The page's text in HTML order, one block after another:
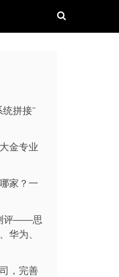
拼接”
金专业
家？一
评——思
华为、
，完善